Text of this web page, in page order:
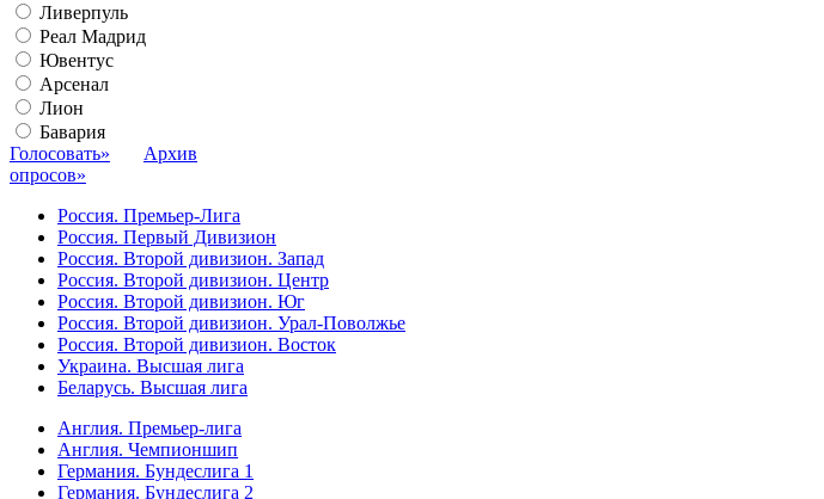
Ливерпуль
Реал Мадрид
Ювентус
Арсенал
Лион
Бавария
Голосовать»
Архив
опросов»
Россия. Премьер-Лига
Россия. Первый Дивизион
Россия. Второй дивизион. Запад
Россия. Второй дивизион. Центр
Россия. Второй дивизион. Юг
Россия. Второй дивизион. Урал-Поволжье
Россия. Второй дивизион. Восток
Украина. Высшая лига
Беларусь. Высшая лига
Англия. Премьер-лига
Англия. Чемпионшип
Германия. Бундеслига 1
Германия. Бундеслига 2